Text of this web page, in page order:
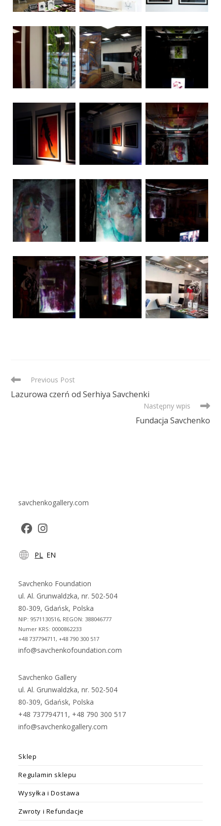
READ
ARTICLES
Previous Post
Lazurowa czerń od Serhiya Savchenki
Następny wpis
Fundacja Savchenko
savchenkogallery.com
in
new
tab
in
new
tab
PL EN
Savchenko Foundation
ul. Al. Grunwaldzka, nr. 502-504
80-309, Gdańsk, Polska
NIP: 9571130516, REGON: 388046777
Numer KRS: 0000862233
+48 737794711, +48 790 300 517
info@savchenkofoundation.com
Savchenko Gallery
ul. Al. Grunwaldzka, nr. 502-504
80-309, Gdańsk, Polska
+48 737794711, +48 790 300 517
info@savchenkogallery.com
Sklep
Regulamin sklepu
Wysyłka i Dostawa
Zwroty i Refundacje